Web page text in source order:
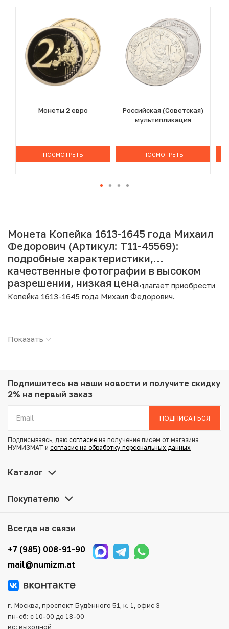
Монеты 2 евро
ПОСМОТРЕТЬ
Российская (Советская)
мультипликация
ПОСМОТРЕТЬ
Монета Копейка 1613-1645 года Михаил
Федорович (Артикул: T11-45569):
подробные характеристики,
качественные фотографии в высоком
разрешении, низкая цена.
Интернет магазин «Нумизмат» предлагает приобрести
Копейка 1613-1645 года Михаил Федорович.
Страна: Допетровская Русь
Вес: 0.39 г
Диаметр: 12.6 мм
Купить Копейка 1613-1645 года Михаил Федорович по
привлекательной цене можно в нашем интернет-
магазине — Вам достаточно оформить заказ на сайте.
Все монеты, представленные в каталоге, находятся в
Мы доставим Ваш заказ в любой регион России, кроме
оплаты и доставки заказа. Все отправления надежно и
тщательно упаковываются, что исключает возможность
повреждения во время доставки.
Показать
Подпишитесь на наши новости и получите скидку
2% на первый заказ
ПОДПИСАТЬСЯ
Подписываясь, даю согласие на получение писем от магазина
НУМИЗМАТ и согласие на обработку персональных данных
Каталог
Покупателю
Всегда на связи
+7 (985) 008-91-90
mail@numizm.at
г. Москва, проспект Будённого 51, к. 1, офис 3
пн-сб: с 10-00 до 18-00
вс: выходной